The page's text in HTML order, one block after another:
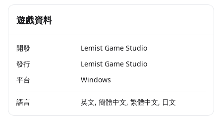
遊戲資料
開發
Lemist Game Studio
發行
Lemist Game Studio
平台
Windows
語言 英文, 簡體中文, 繁體中文, 日文